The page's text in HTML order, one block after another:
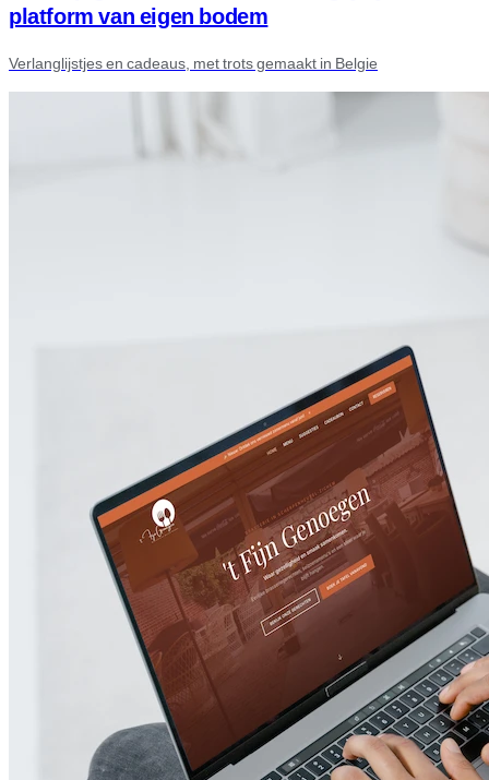
platform van eigen bodem
Verlanglijstjes en cadeaus, met trots gemaakt in Belgie